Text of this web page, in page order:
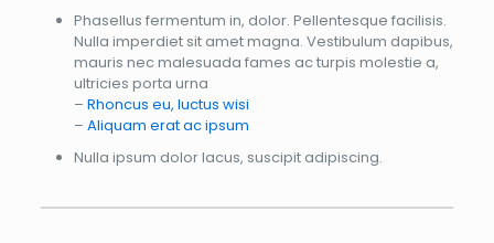
Phasellus fermentum in, dolor. Pellentesque facilisis.
Nulla imperdiet sit amet magna. Vestibulum dapibus,
mauris nec malesuada fames ac turpis molestie a,
ultricies porta urna
– Rhoncus eu, luctus wisi
– Aliquam erat ac ipsum
Nulla ipsum dolor lacus, suscipit adipiscing.